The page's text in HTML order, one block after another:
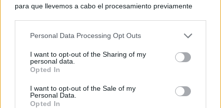
para que llevemos a cabo el procesamiento previamente
negar su consentimiento. Tenga en cuenta que algún
de su consentimiento, pero usted tiene el derecho de
rechazar tal procesamiento. Sus preferencias se aplicarán
cualquier momento entrando de nuevo en este sitio web o
visitando nuestra política de privacidad.
Personal Data Processing Opt Outs
I want to opt-out of the Sharing of my
personal data.
Opted In
I want to opt-out of the Sale of my
Personal Data.
Opted In